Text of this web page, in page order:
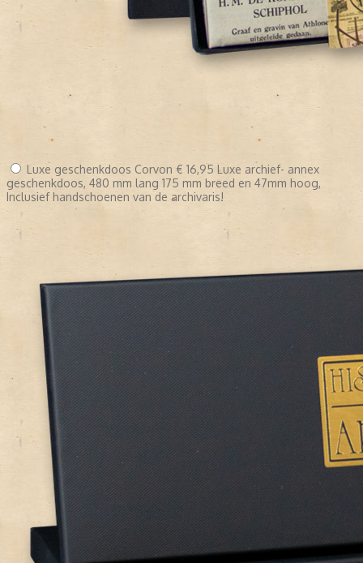
Luxe geschenkdoos Corvon € 16,95 Luxe archief- annex
geschenkdoos, 480 mm lang 175 mm breed en 47mm hoog,
Inclusief handschoenen van de archivaris!